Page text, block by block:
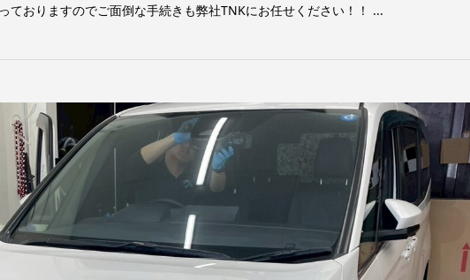
ておりますのでご面倒な手続きも弊社TNKにお任せください！！ ...